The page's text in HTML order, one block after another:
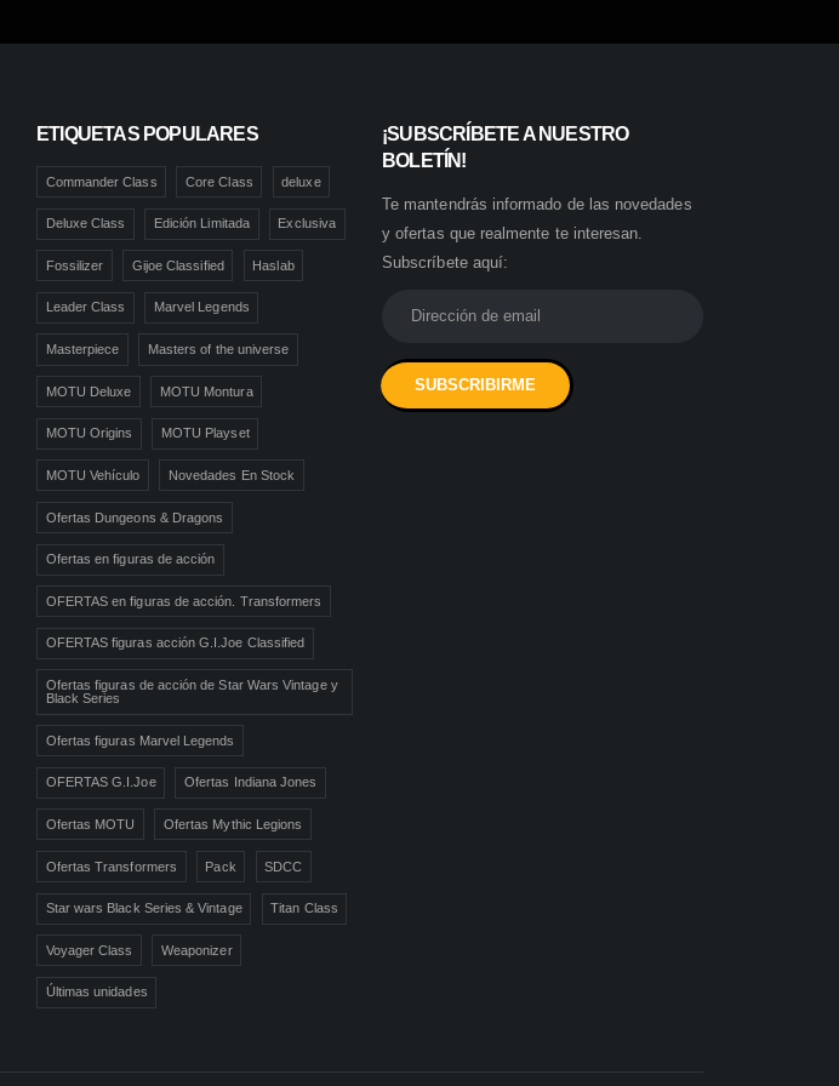
ETIQUETAS POPULARES
Commander Class Core Class deluxe
Deluxe Class Edición Limitada Exclusiva
Fossilizer Gijoe Classified Haslab
Leader Class Marvel Legends
Masterpiece Masters of the universe
MOTU Deluxe MOTU Montura
MOTU Origins MOTU Playset
MOTU Vehículo Novedades En Stock
Ofertas Dungeons & Dragons
Ofertas en figuras de acción
OFERTAS en figuras de acción. Transformers
OFERTAS figuras acción G.I.Joe Classified
Ofertas figuras de acción de Star Wars Vintage y
Black Series
Ofertas figuras Marvel Legends
OFERTAS G.I.Joe Ofertas Indiana Jones
Ofertas MOTU Ofertas Mythic Legions
Ofertas Transformers Pack SDCC
Star wars Black Series & Vintage Titan Class
Voyager Class Weaponizer
Últimas unidades
¡SUBSCRÍBETE A NUESTRO
BOLETÍN!
Te mantendrás informado de las novedades
y ofertas que realmente te interesan.
Subscríbete aquí: